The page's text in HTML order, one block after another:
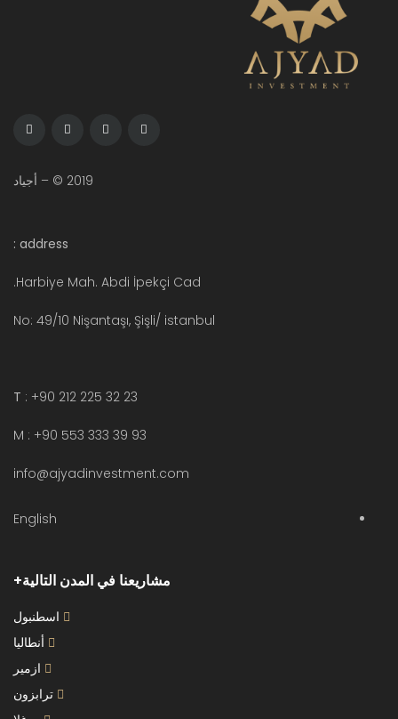
2019 © – أجياد
address :
Harbiye Mah. Abdi İpekçi Cad.
No: 49/10 Nişantaşı, Şişli/ istanbul
T : +90 212 225 32 23
M : +90 553 333 39 93
info@ajyadinvestment.com
English
مشاريعنا في المدن التالية
اسطنبول
أنطاليا
ازمير
ترابزون